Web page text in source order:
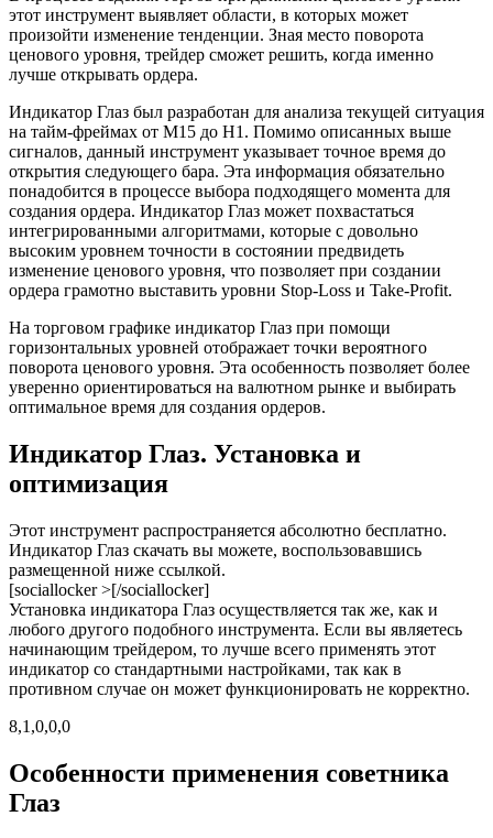
этот инструмент выявляет области, в которых может
произойти изменение тенденции. Зная место поворота
ценового уровня, трейдер сможет решить, когда именно
лучше открывать ордера.
Индикатор Глаз был разработан для анализа текущей ситуация
на тайм-фреймах от М15 до Н1. Помимо описанных выше
сигналов, данный инструмент указывает точное время до
открытия следующего бара. Эта информация обязательно
понадобится в процессе выбора подходящего момента для
создания ордера. Индикатор Глаз может похвастаться
интегрированными алгоритмами, которые с довольно
высоким уровнем точности в состоянии предвидеть
изменение ценового уровня, что позволяет при создании
ордера грамотно выставить уровни Stop-Loss и Take-Profit.
На торговом графике индикатор Глаз при помощи
горизонтальных уровней отображает точки вероятного
поворота ценового уровня. Эта особенность позволяет более
уверенно ориентироваться на валютном рынке и выбирать
оптимальное время для создания ордеров.
Индикатор Глаз. Установка и
оптимизация
Этот инструмент распространяется абсолютно бесплатно.
Индикатор Глаз скачать вы можете, воспользовавшись
размещенной ниже ссылкой.
[sociallocker >[/sociallocker]
Установка индикатора Глаз осуществляется так же, как и
любого другого подобного инструмента. Если вы являетесь
начинающим трейдером, то лучше всего применять этот
индикатор со стандартными настройками, так как в
противном случае он может функционировать не корректно.
8,1,0,0,0
Особенности применения советника
Глаз